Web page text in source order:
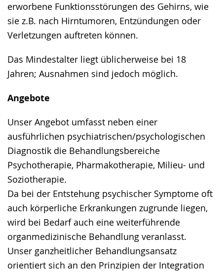
erworbene Funktionsstörungen des Gehirns, wie
sie z.B. nach Hirntumoren, Entzündungen oder
Verletzungen auftreten können.
Das Mindestalter liegt üblicherweise bei 18
Jahren; Ausnahmen sind jedoch möglich.
Angebote
Unser Angebot umfasst neben einer
ausführlichen psychiatrischen/psychologischen
Diagnostik die Behandlungsbereiche
Psychotherapie, Pharmakotherapie, Milieu- und
Soziotherapie.
Da bei der Entstehung psychischer Symptome oft
auch körperliche Erkrankungen zugrunde liegen,
wird bei Bedarf auch eine weiterführende
organmedizinische Behandlung veranlasst.
Unser ganzheitlicher Behandlungsansatz
orientiert sich an den Prinzipien der Integration